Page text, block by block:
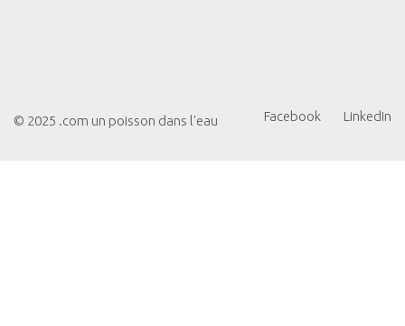
Facebook LinkedIn
© 2025 .com un poisson dans l'eau